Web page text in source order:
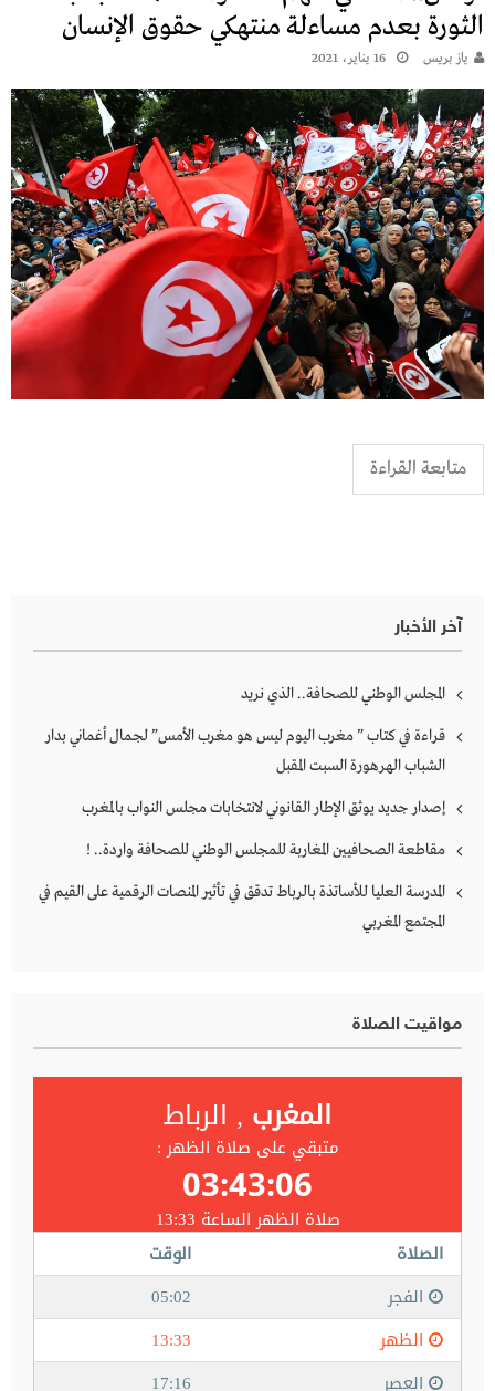
الثورة بعدم مساءلة منتهكي حقوق الإنسان
يـاز بريـس 16 يناير، 2021
متابعة القراءة
آخر الأخبار
المجلس الوطني للصحافة.. الذي نريد
قراءة في كتاب ” مغرب اليوم ليس هو مغرب الأمس” لجمال أغماني بدار
الشباب الهرهورة السبت المقبل
إصدار جديد يوثق الإطار القانوني لانتخابات مجلس النواب بالمغرب
مقاطعة الصحافيين المغاربة للمجلس الوطني للصحافة واردة.. !
المدرسة العليا للأساتذة بالرباط تدقق في تأثير المنصات الرقمية على القيم في
المجتمع المغربي
مواقيت الصلاة